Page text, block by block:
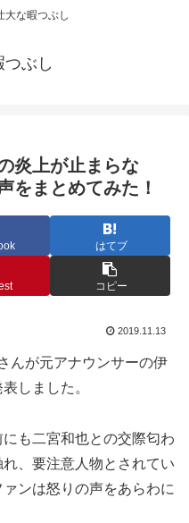
大な暇つぶし
つぶし
炎上が止まらな
をまとめてみた！
はてブ
コピー
2019.11.13
んが元アナウンサーの伊
しました。
も二宮和也との交際匂わ
、要注意人物とされてい
ンは怒りの声をあらわに